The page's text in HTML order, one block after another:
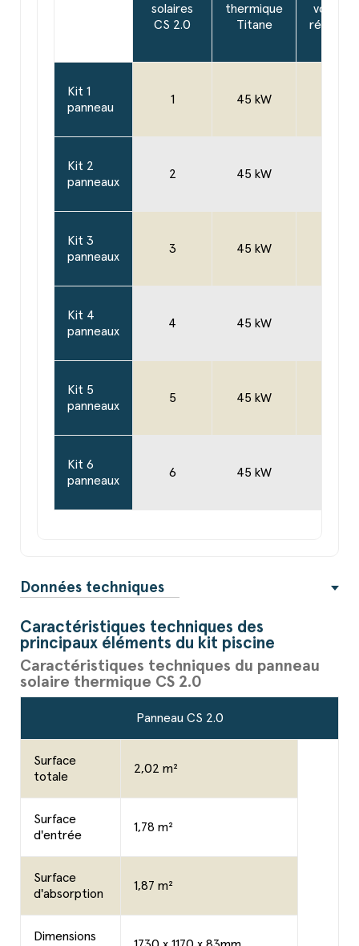
solaires
CS 2.0
thermique
Titane
voie
Kit 1
panneau
1 45 kW
Kit 2
panneaux
2 45 kW
Kit 3
panneaux
3 45 kW
Kit 4
panneaux
4 45 kW
Kit 5
panneaux
5 45 kW
Kit 6
panneaux
6 45 kW
Données techniques
Caractéristiques techniques des
principaux éléments du kit piscine
Caractéristiques techniques du panneau
solaire thermique CS 2.0
Panneau CS 2.0
Surface
totale
2,02 m²
Surface
d'entrée
1,78 m²
Surface
d'absorption
1,87 m²
Dimensions